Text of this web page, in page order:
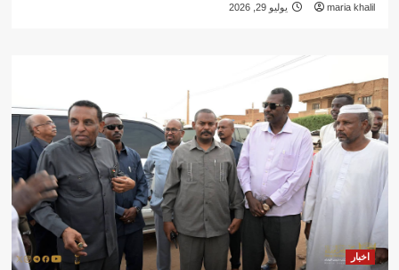
maria khalil يوليو 29, 2026
اخبار